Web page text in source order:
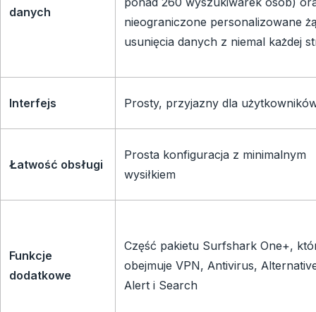
danych
nieograniczone personalizowane
usunięcia danych z niemal każdej
Interfejs Prosty, przyjazny dla
Łatwość obsługi
Prosta konfiguracja z minimalnym
wysiłkiem
Funkcje
dodatkowe
Część pakietu Surfshark One+,
obejmuje VPN, Antivirus,
Alert i Search